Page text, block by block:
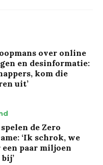
over online
en desinformatie:
kom die
uit’
de Zero
‘Ik schrok, we
paar miljoen